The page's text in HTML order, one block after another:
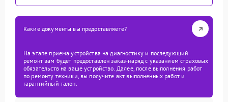
Какие документы вы предоставляете?
На этапе приема устройства на диагностику и последующий
ремонт вам будет предоставлен заказ-наряд с указанием страховых
обязательств на ваше устройство. Далее, после выполнения работ
по ремонту техники, вы получите акт выполненных работ и
гарантийный талон.